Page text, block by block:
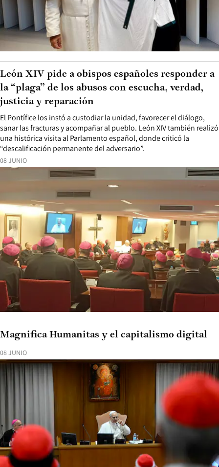
08 JUNIO
El Pontífice los instó a custodiar la unidad, favorecer el diálogo,
sanar las fracturas y acompañar al pueblo. León XIV también realizó
una histórica visita al Parlamento español, donde criticó la
“descalificación permanente del adversario”.
León XIV pide a obispos españoles responder a
la “plaga” de los abusos con escucha, verdad,
justicia y reparación
08 JUNIO
Magnifica Humanitas y el capitalismo digital